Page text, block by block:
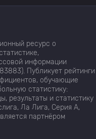
ресурс о
информации
Публикует рейтинги
обучающие
статистику:
результаты и статистику
Ла Лига, Серия А,
партнёром